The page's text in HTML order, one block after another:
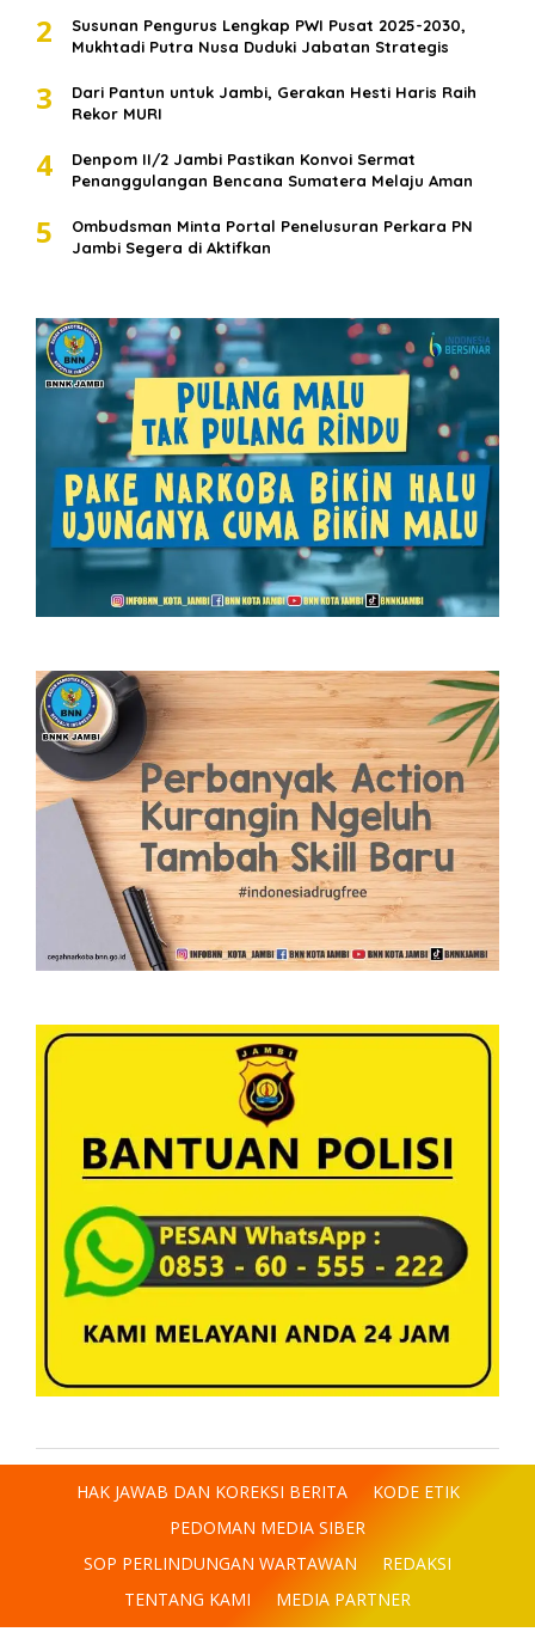
2
Susunan Pengurus Lengkap PWI Pusat 2025-2030,
Mukhtadi Putra Nusa Duduki Jabatan Strategis
3
Dari Pantun untuk Jambi, Gerakan Hesti Haris Raih
Rekor MURI
4
Denpom II/2 Jambi Pastikan Konvoi Sermat
Penanggulangan Bencana Sumatera Melaju Aman
5
Ombudsman Minta Portal Penelusuran Perkara PN
Jambi Segera di Aktifkan
HAK JAWAB DAN KOREKSI BERITA
KODE ETIK
PEDOMAN MEDIA SIBER
SOP PERLINDUNGAN WARTAWAN
REDAKSI
TENTANG KAMI
MEDIA PARTNER